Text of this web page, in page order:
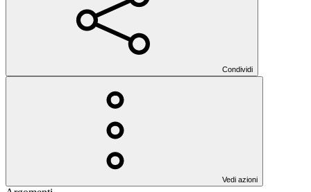
Condividi
Vedi azioni